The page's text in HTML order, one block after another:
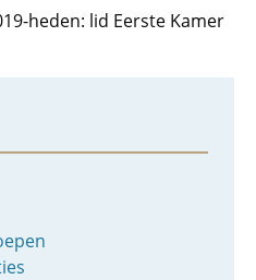
heden: lid Eerste Kamer